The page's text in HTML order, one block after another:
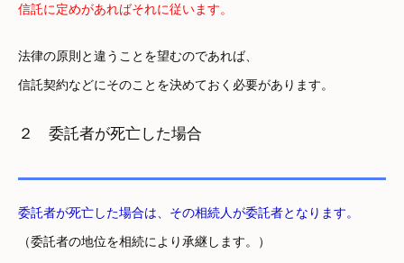
信託に定めがあればそれに従います。
法律の原則と違うことを望むのであれば、
信託契約などにそのことを決めておく必要があります。
２ 委託者が死亡した場合
委託者が死亡した場合は、その相続人が委託者となります。
（委託者の地位を相続により承継します。）